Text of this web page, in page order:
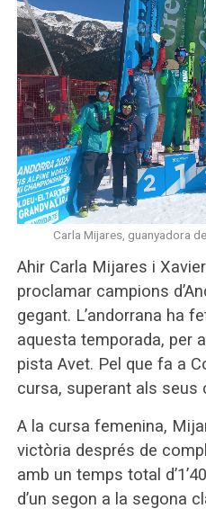
Carla Mijares, guanyadora
Ahir Carla Mijares i
proclamar campions
gegant. L’andorrana ha
aquesta temporada, per
pista Avet. Pel que fa a
cursa, superant als seus
A la cursa femenina,
victòria després de
amb un temps total
d’un segon a la segona